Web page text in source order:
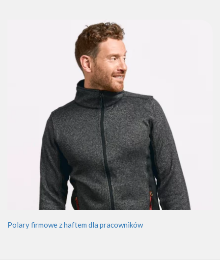
Polary firmowe z haftem dla pracowników